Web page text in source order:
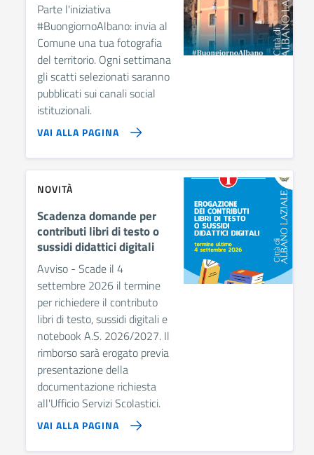
Parte l'iniziativa
#BuongiornoAlbano: invia al
Comune una tua fotografia
del territorio. Ogni settimana
gli scatti selezionati saranno
pubblicati sui canali social
istituzionali.
VAI ALLA PAGINA
NOVITÀ
Scadenza domande per
contributi libri di testo o
sussidi didattici digitali
Avviso - Scade il 4
settembre 2026 il termine
per richiedere il contributo
libri di testo, sussidi digitali e
notebook A.S. 2026/2027. Il
rimborso sarà erogato previa
presentazione della
documentazione richiesta
all'Ufficio Servizi Scolastici.
VAI ALLA PAGINA